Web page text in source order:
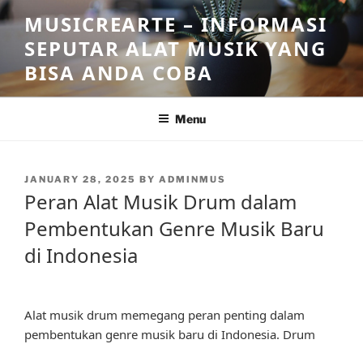
Skip
to
content
MUSICREARTE – INFORMASI
SEPUTAR ALAT MUSIK YANG
BISA ANDA COBA
Menu
POSTED
JANUARY 28, 2025 BY ADMINMUS
Peran Alat Musik Drum dalam
Pembentukan Genre Musik Baru
di Indonesia
Alat musik drum memegang peran penting dalam
pembentukan genre musik baru di Indonesia. Drum